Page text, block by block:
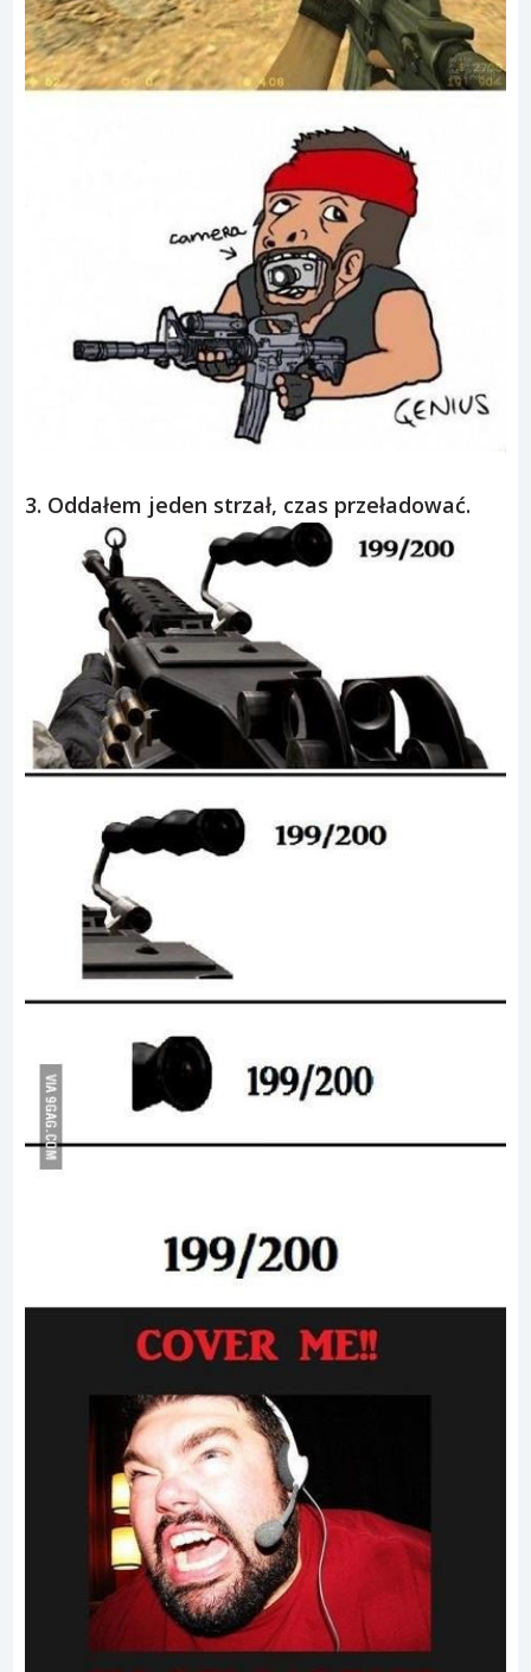
3. Oddałem jeden strzał, czas przeładować.